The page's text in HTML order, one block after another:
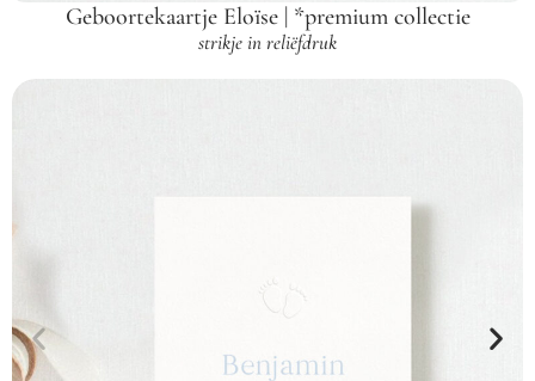
Geboortekaartje Eloïse | *premium collectie
strikje in reliëfdruk